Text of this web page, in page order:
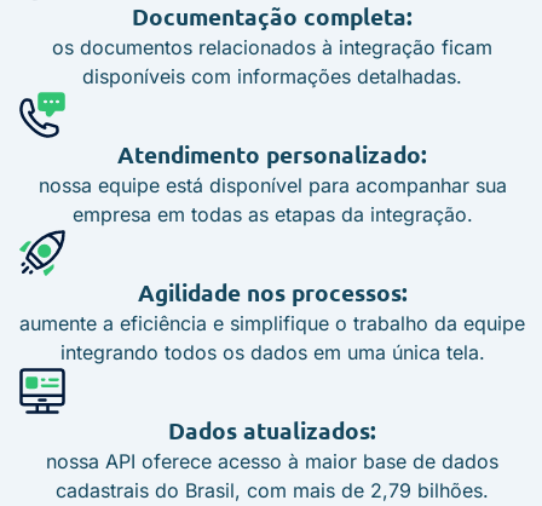
Documentação completa:
os documentos relacionados à integração ficam
disponíveis com informações detalhadas.
Atendimento personalizado:
nossa equipe está disponível para acompanhar sua
empresa em todas as etapas da integração.
Agilidade nos processos:
aumente a eficiência e simplifique o trabalho da equipe
integrando todos os dados em uma única tela.
Dados atualizados:
nossa API oferece acesso à maior base de dados
cadastrais do Brasil, com mais de 2,79 bilhões.